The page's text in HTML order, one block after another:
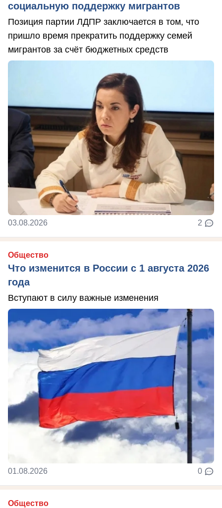
социальную поддержку мигрантов
Позиция партии ЛДПР заключается в том, что
пришло время прекратить поддержку семей
мигрантов за счёт бюджетных средств
03.08.2026 2
Общество
Что изменится в России с 1 августа 2026
года
Вступают в силу важные изменения
01.08.2026 0
Общество